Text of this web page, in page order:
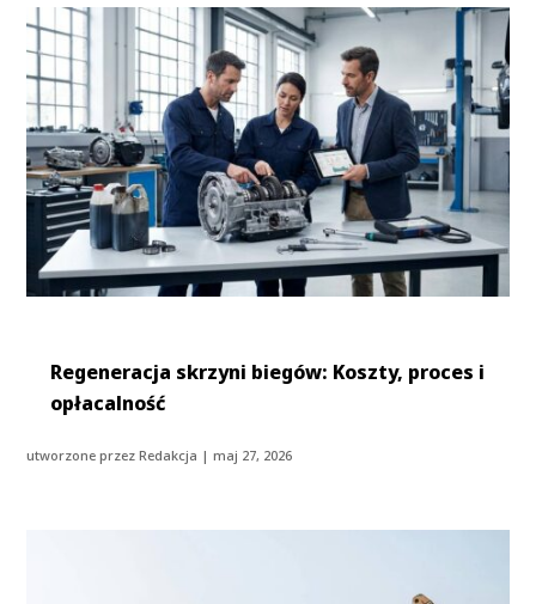
Regeneracja skrzyni biegów: Koszty, proces i
opłacalność
utworzone przezRedakcja |maj 27, 2026